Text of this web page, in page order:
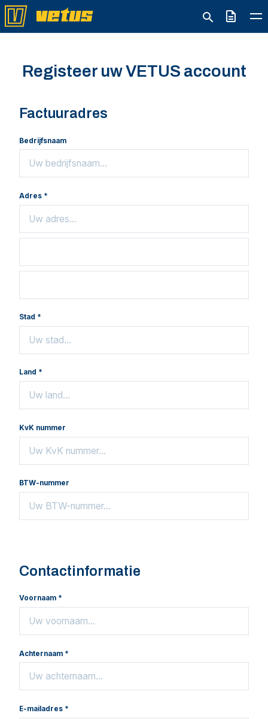
Offerte
Registeer uw VETUS account
Factuuradres
Bedrijfsnaam
Adres *
Stad *
Land *
KvK nummer
BTW-nummer
Contactinformatie
Voornaam *
Achternaam *
E-mailadres *